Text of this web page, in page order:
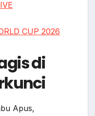
di
Apus,